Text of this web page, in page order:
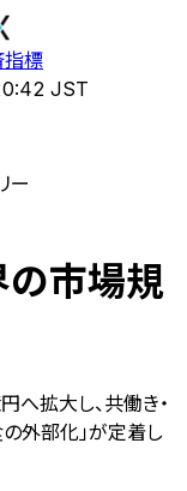
標
JST
ー
の市場規
拡大し、共働き・
外部化」が定着し